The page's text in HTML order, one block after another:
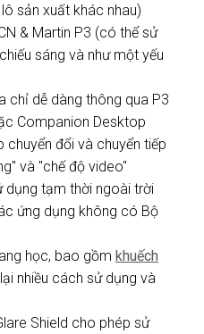
sản xuất khác nhau)
& Martin P3 (có thể sử
sáng và như một yếu
chỉ dễ dàng thông qua P3
Companion Desktop
chuyển đổi và chuyển tiếp
và "chế độ video"
dụng tạm thời ngoài trời
ứng dụng không có Bộ
học, bao gồm khuếch
nhiều cách sử dụng và
Shield cho phép sử